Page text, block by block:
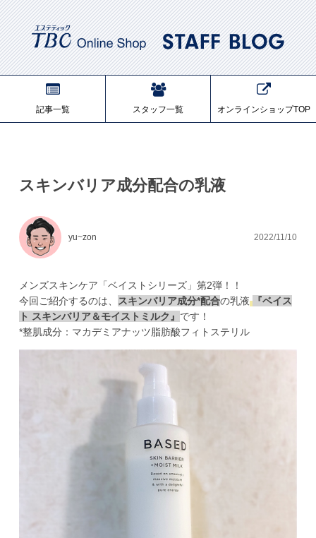
記事一覧 スタッフ一覧 オンラインショップTOP
スキンバリア成分配合の乳液
yu~zon 2022/11/10
メンズスキンケア「ベイストシリーズ」第2弾！！
今回ご紹介するのは、
スキンバリア成分*配合の乳液 『ベイス
ト スキンバリア＆モイストミルク』 です！